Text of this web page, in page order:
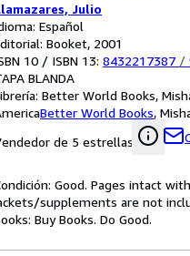
Julio
Español
Booket, 2001
10 / ISBN 13: 8432217387 /
BLANDA
Better World Books,
Better World Books,
de 5 estrellas
Good. Pages intact
supplements are not
Buy Books. Do Good.